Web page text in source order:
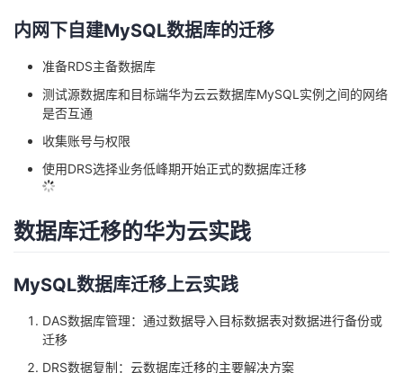
收集指定库需要的账号以及权限
使用rsync传输到目标库
导入数据到目标库，数据同步到目标从库
上述完成后，迁移源库业务到目标库，观察业务状态
如果业务没有问题，证明迁移成功
内网下自建MySQL数据库的迁移
准备RDS主备数据库
是否互通
使用DRS选择业务低峰期开始正式的数据库迁移